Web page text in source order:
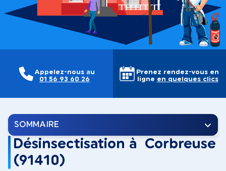
Appelez-nous au
01 56 93 60 26
Prenez rendez-vous en
ligne en quelques clics
SOMMAIRE
Désinsectisation à Corbreuse
(91410)